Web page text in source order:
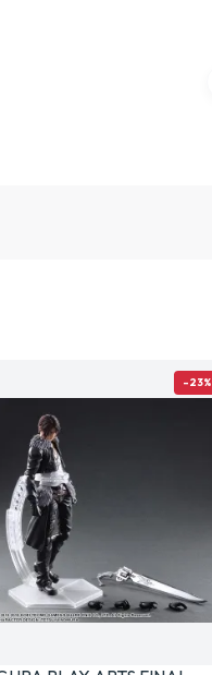
-23%